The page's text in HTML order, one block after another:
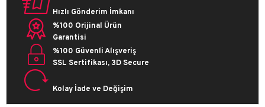
Hızlı Gönderim İmkanı
%100 Orijinal Ürün
Garantisi
%100 Güvenli Alışveriş
SSL Sertifikası, 3D Secure
Kolay İade ve Değişim